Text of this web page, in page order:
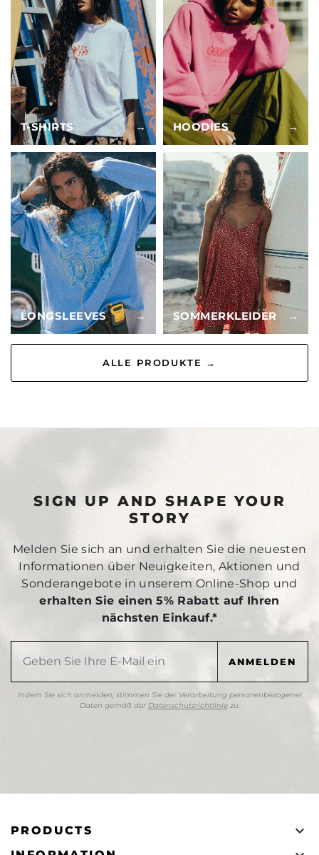
T-SHIRTS → HOODIES →
LONGSLEEVES → SOMMERKLEIDER →
ALLE PRODUKTE →
SIGN UP AND SHAPE YOUR
STORY
Melden Sie sich an und erhalten Sie die neuesten
Informationen über Neuigkeiten, Aktionen und
Sonderangebote in unserem Online-Shop und
erhalten Sie einen 5% Rabatt auf Ihren
nächsten Einkauf.*
Indem Sie sich anmelden, stimmen Sie der Verarbeitung personenbezogener
Daten gemäß der Datenschutzrichtliniezu.
PRODUCTS 